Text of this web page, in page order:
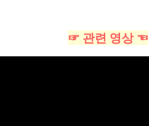
☞ 관련 영상 ☜